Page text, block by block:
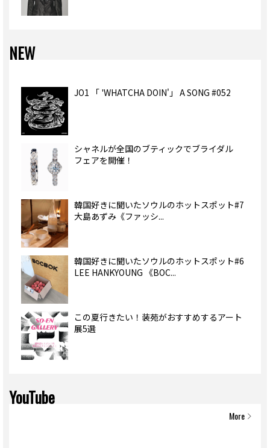
NEW
JO1 「 'WHATCHA DOIN'」 A SONG #052
シャネルが全国のブティックでブライダル
フェアを開催！
韓国好きに聞いたソウルのホットスポット#7
大島あずみ《ファッシ...
韓国好きに聞いたソウルのホットスポット#6
LEE HANKYOUNG 《BOC...
この夏行きたい！装苑がおすすめするアート
展5選
YouTube
More